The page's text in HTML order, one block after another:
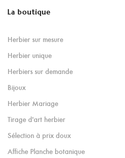
La boutique
Herbier sur mesure
Herbier unique
Herbiers sur demande
Bijoux
Herbier Mariage
Tirage d'art herbier
Sélection à prix doux
Affiche Planche botanique